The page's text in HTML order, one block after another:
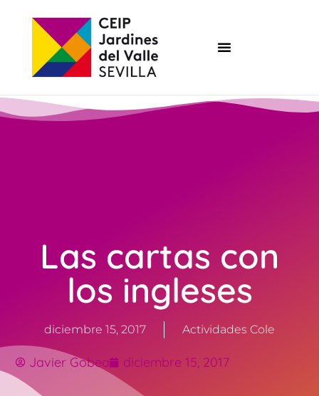
Las cartas con
los ingleses
diciembre 15, 2017 Actividades Cole
Javier Gobea diciembre 15, 2017